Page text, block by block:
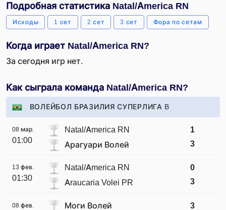
Подробная статистика Natal/America RN
Исходы 1 сет 2 сет 3 сет Фора по сетам
Когда играет Natal/America RN?
За сегодня игр нет.
Как сыграла команда Natal/America RN?
ВОЛЕЙБОЛ БРАЗИЛИЯ СУПЕРЛИГА B
08 мар.
01:00
Natal/America RN
Арагуари Волей
1
3
13 фев.
01:30
Natal/America RN
Araucaria Volei PR
0
3
08 фев.
Моги Волей
3